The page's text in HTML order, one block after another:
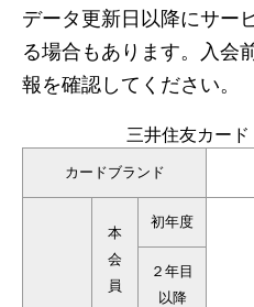
データ更新日以降にサー
る場合もあります。入会
報を確認してください。
三井住友カー
カードブランド
本
会
員
初年度
２年目
以降